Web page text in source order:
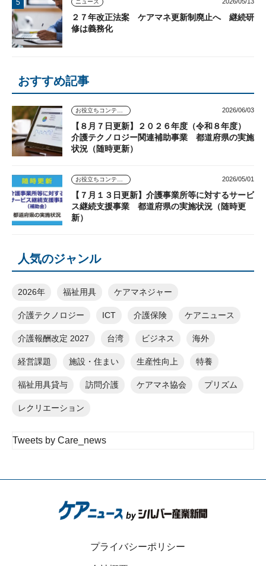
２７年改正法案 ケアマネ更新制廃止へ 継続研
修は義務化
おすすめ記事
2026/06/03
【８月７日更新】２０２６年度（令和８年度）
介護テクノロジー関連補助事業 都道府県の実施
状況（随時更新）
2026/05/01
【７月１３日更新】介護事業所等に対するサービ
ス継続支援事業 都道府県の実施状況（随時更
新）
人気のジャンル
2026年 福祉用具 ケアマネジャー
介護テクノロジー ICT 介護保険 ケアニュース
介護報酬改定 2027 台湾 ビジネス 海外
経営課題 施設・住まい 生産性向上 特養
福祉用具貸与 訪問介護 ケアマネ協会 プリズム
レクリエーション
Tweets by Care_news
プライバシーポリシー